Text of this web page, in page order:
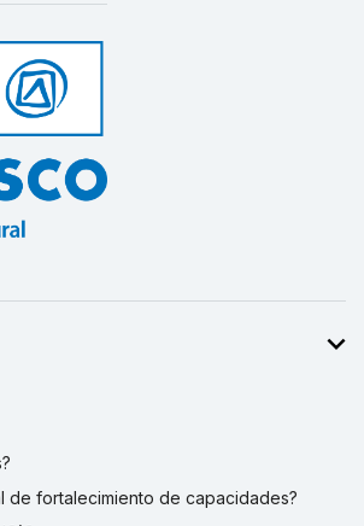
de fortalecimiento de capacidades?